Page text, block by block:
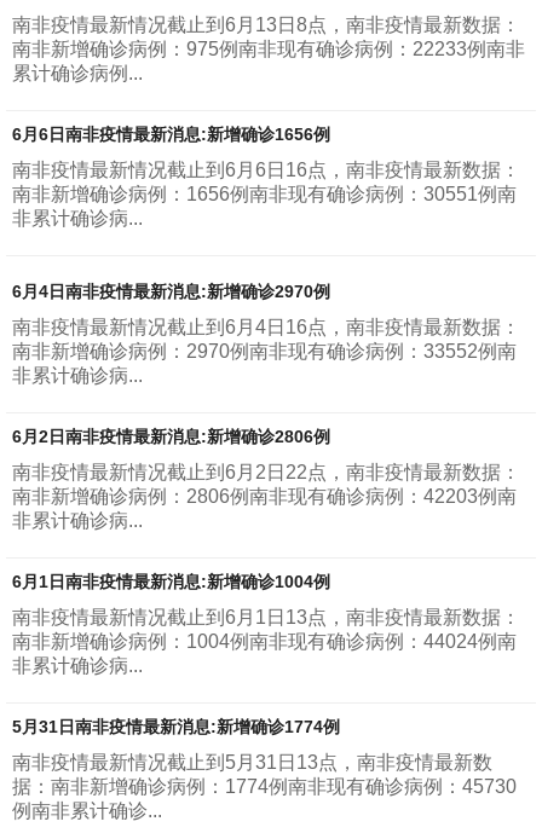
南非疫情最新情况截止到6月13日8点，南非疫情最新数据：
南非新增确诊病例：975例南非现有确诊病例：22233例南非
累计确诊病例...
6月6日南非疫情最新消息:新增确诊1656例
南非疫情最新情况截止到6月6日16点，南非疫情最新数据：
南非新增确诊病例：1656例南非现有确诊病例：30551例南
非累计确诊病...
6月4日南非疫情最新消息:新增确诊2970例
南非疫情最新情况截止到6月4日16点，南非疫情最新数据：
南非新增确诊病例：2970例南非现有确诊病例：33552例南
非累计确诊病...
6月2日南非疫情最新消息:新增确诊2806例
南非疫情最新情况截止到6月2日22点，南非疫情最新数据：
南非新增确诊病例：2806例南非现有确诊病例：42203例南
非累计确诊病...
6月1日南非疫情最新消息:新增确诊1004例
南非疫情最新情况截止到6月1日13点，南非疫情最新数据：
南非新增确诊病例：1004例南非现有确诊病例：44024例南
非累计确诊病...
5月31日南非疫情最新消息:新增确诊1774例
南非疫情最新情况截止到5月31日13点，南非疫情最新数
据：南非新增确诊病例：1774例南非现有确诊病例：45730
例南非累计确诊...